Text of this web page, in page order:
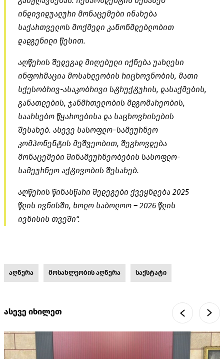
ინდივიდუალური მონაცემები ინახება
საქართველოს მოქმედი კანონმდებლობით
დადგენილი წესით.
აღწერის შედეგად მიღებული იქნება უახლესი
ინფორმაცია მოსახლეობის რიცხოვნობის, მათი
სქესობრივ-ასაკობრივი სტრუქტურის, დასაქმების,
განათლების, ჯანმრთელობის მდგომარეობის,
საარსებო წყაროებისა და საცხოვრისების
შესახებ. ასევე სასოფლო–სამეურნეო
კომპონენტის მეშვეობით, შეგროვდება
მონაცემები შინამეურნეობების სასოფლო-
სამეურნეო აქტივობის შესახებ.
აღწერის წინასწარი შედეგები ქვეყნდება 2025
წლის ივნისში, ხოლო საბოლოო – 2026 წლის
ივნისის თვეში“.
აღწერა მოსახლეობის აღწერა საქსტატი
ასევე იხილეთ